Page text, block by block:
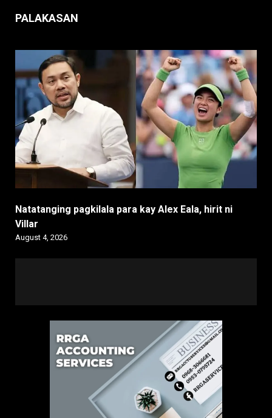
PALAKASAN
Natatanging pagkilala para kay Alex Eala, hirit ni
Villar
August 4, 2026